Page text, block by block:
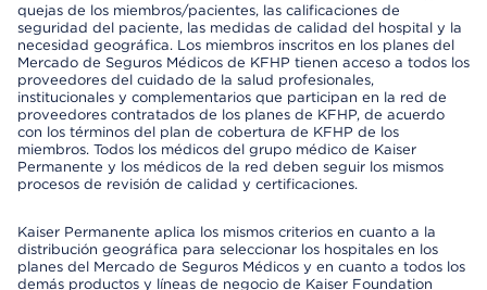
quejas de los miembros/pacientes, las calificaciones de
seguridad del paciente, las medidas de calidad del hospital y la
necesidad geográfica. Los miembros inscritos en los planes del
Mercado de Seguros Médicos de KFHP tienen acceso a todos los
proveedores del cuidado de la salud profesionales,
institucionales y complementarios que participan en la red de
proveedores contratados de los planes de KFHP, de acuerdo
con los términos del plan de cobertura de KFHP de los
miembros. Todos los médicos del grupo médico de Kaiser
Permanente y los médicos de la red deben seguir los mismos
procesos de revisión de calidad y certificaciones.
Kaiser Permanente aplica los mismos criterios en cuanto a la
distribución geográfica para seleccionar los hospitales en los
planes del Mercado de Seguros Médicos y en cuanto a todos los
demás productos y líneas de negocio de Kaiser Foundation